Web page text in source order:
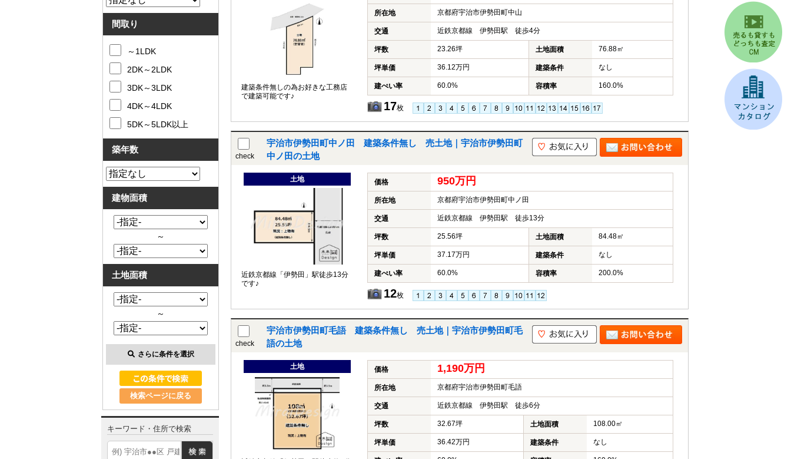
建築条件無しの為お好きな工務店
で建築可能です♪
所在地 京都府宇治市伊勢田町中山
交通 近鉄京都線 伊勢田駅 徒歩4分
坪数 23.26坪 土地面積 76.88㎡
坪単価 36.12万円 建築条件 なし
建ぺい率 60.0% 容積率 160.0%
17枚
check
宇治市伊勢田町中ノ田 建築条件無し 売土地｜宇治市伊勢田町
中ノ田の土地
土地
近鉄京都線「伊勢田」駅徒歩13分
です♪
価格 950万円
所在地 京都府宇治市伊勢田町中ノ田
交通 近鉄京都線 伊勢田駅 徒歩13分
坪数 25.56坪 土地面積 84.48㎡
坪単価 37.17万円 建築条件 なし
建ぺい率 60.0% 容積率 200.0%
12枚
check
宇治市伊勢田町毛語 建築条件無し 売土地｜宇治市伊勢田町毛
語の土地
土地 価格 1,190万円
所在地 京都府宇治市伊勢田町毛語
交通 近鉄京都線 伊勢田駅 徒歩6分
坪数 32.67坪 土地面積 108.00㎡
坪単価 36.42万円 建築条件 なし
間取り
～1LDK
2DK～2LDK
3DK～3LDK
4DK～4LDK
5DK～5LDK以上
築年数
建物面積
～
土地面積
～
さらに条件を選択
検索ページに戻る
キーワード・住所で検索